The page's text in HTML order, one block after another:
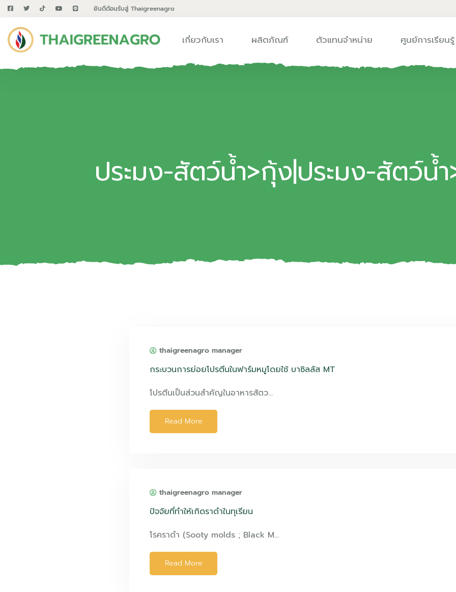
ยินดีต้อนรับสู่ Thaigreenagro
เกี่ยวกับเรา ผลิตภัณฑ์ ตัวแทนจำหน่าย ศูนย์การเรียนรู้
ประมง-สัตว์น้ำ>กุ้ง|ประมง-สัตว์น้
thaigreenagro manager
กระบวนการย่อยโปรตีนในฟาร์มหมูโดยใช้ บาซิลลัส MT
โปรตีนเป็นส่วนสำคัญในอาหารสัตว…
Read More
thaigreenagro manager
ปัจจัยที่ทำให้เกิดราดำในทุเรียน
โรคราดำ (Sooty molds ; Black M…
Read More